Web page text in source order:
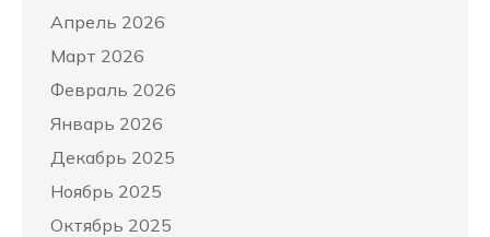
Апрель 2026
Март 2026
Февраль 2026
Январь 2026
Декабрь 2025
Ноябрь 2025
Октябрь 2025